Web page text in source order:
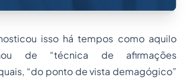
isso há tempos como aquilo
de “técnica de afirmações
“do ponto de vista demagógico”